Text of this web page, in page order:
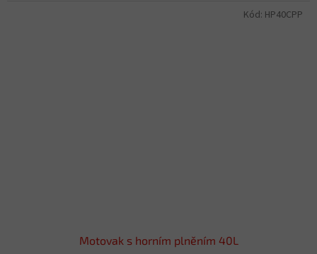
Motovak s horním plněním 40L
Kód: HP40CPP